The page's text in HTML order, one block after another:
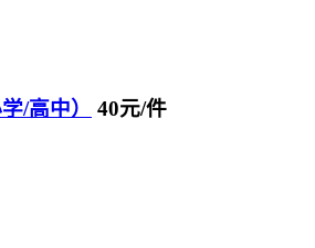
/高中） 40元/件